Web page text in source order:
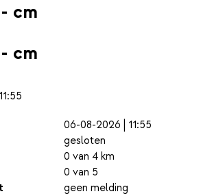
- cm
- cm
06-08-2026 | 11:55
gesloten
0 van 4 km
0 van 5
geen melding